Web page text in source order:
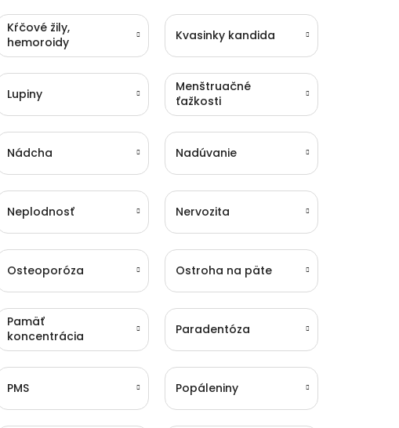
Kŕčové žily,
hemoroidy
Kvasinky kandida
Lupiny
Menštruačné
ťažkosti
Nádcha Nadúvanie
Neplodnosť Nervozita
Osteoporóza Ostroha na päte
Pamäť
koncentrácia
Paradentóza
PMS Popáleniny